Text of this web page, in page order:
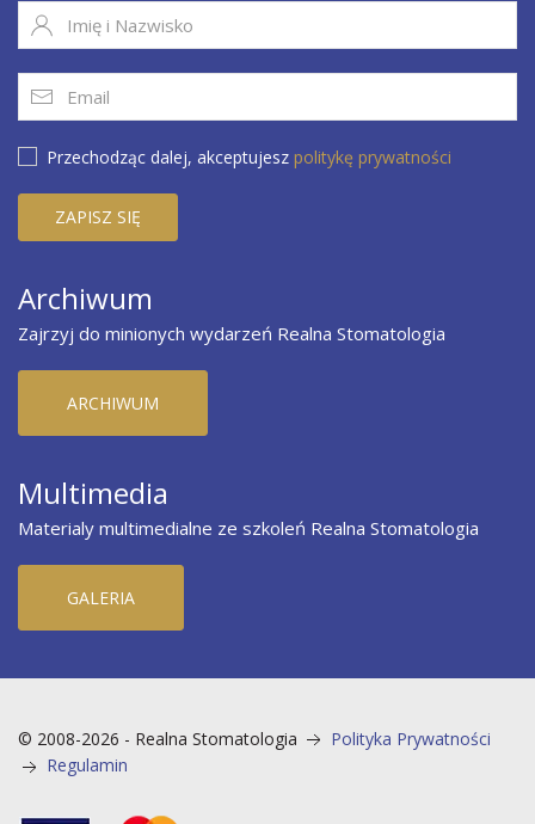
Przechodząc dalej, akceptujesz politykę prywatności
Archiwum
Zajrzyj do minionych wydarzeń Realna Stomatologia
ARCHIWUM
Multimedia
Materialy multimedialne ze szkoleń Realna Stomatologia
GALERIA
© 2008-2026 - Realna Stomatologia
Polityka Prywatności
Regulamin